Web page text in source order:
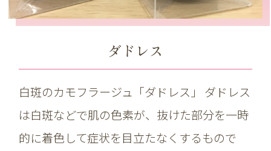
ダドレス
白斑のカモフラージュ「ダドレス」 ダドレス
は白斑などで肌の色素が、抜けた部分を一時
的に着色して症状を目立たなくするもので